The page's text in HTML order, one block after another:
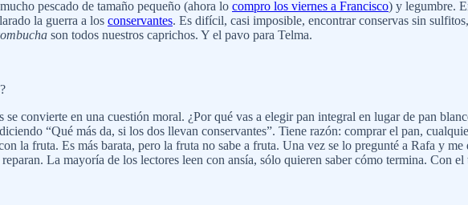
pescado de tamaño pequeño (ahora lo compro los viernes a Francisco) y legumbre.
la guerra a los conservantes. Es difícil, casi imposible, encontrar conservas sin
son todos nuestros caprichos. Y el pavo para Telma.
convierte en una cuestión moral. ¿Por qué vas a elegir pan integral en lugar de pan
“Qué más da, si los dos llevan conservantes”. Tiene razón: comprar el pan,
la fruta. Es más barata, pero la fruta no sabe a fruta. Una vez se lo pregunté a Rafa y
La mayoría de los lectores leen con ansía, sólo quieren saber cómo termina. Con